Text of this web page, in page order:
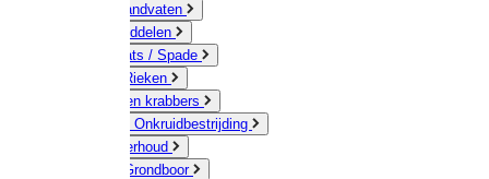
Stelen / Handvaten
Tuinhulpmiddelen
Schop / Bats / Spade
Vorken & Rieken
Cultivator en krabbers
Schoffels / Onkruidbestrijding
Gazononderhoud
Hamers / Grondboor